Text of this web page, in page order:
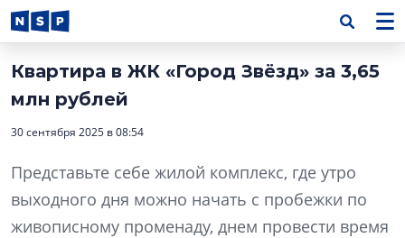
Квартира в ЖК «Город Звёзд» за 3,65
млн рублей
30 сентября 2025 в 08:54
Представьте себе жилой комплекс, где утро
выходного дня можно начать с пробежки по
живописному променаду, днем провести время